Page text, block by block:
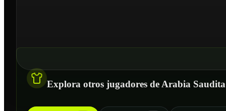
Explora otros jugadores de Arabia Saudita